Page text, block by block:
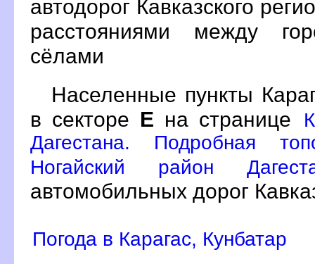
автодорог Кавказского
расстояниями между
сёлами
Населенные пункты
секторе Е на странице
Дагестана. Подробная
Ногайский район
автомобильных дорог
Погода в Карагас, Кунбатар